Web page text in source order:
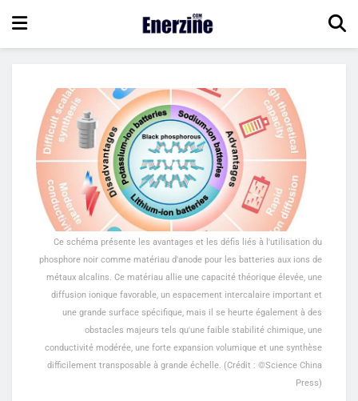
Ce schéma présente les avantages et les défis liés à l'utilisation du
phosphore noir comme matériau d'anode pour les batteries aux ions de
métaux alcalins. Ce matériau allie une capacité théorique élevée, une
diffusion ionique favorable, un espacement intercalaire important et
une grande surface spécifique, mais il se heurte également à des
obstacles majeurs tels qu'une faible stabilité chimique, une
conductivité modérée, une forte expansion volumique et une synthèse
difficilement transposable à grande échelle. (Crédit : ©Science China
Press)